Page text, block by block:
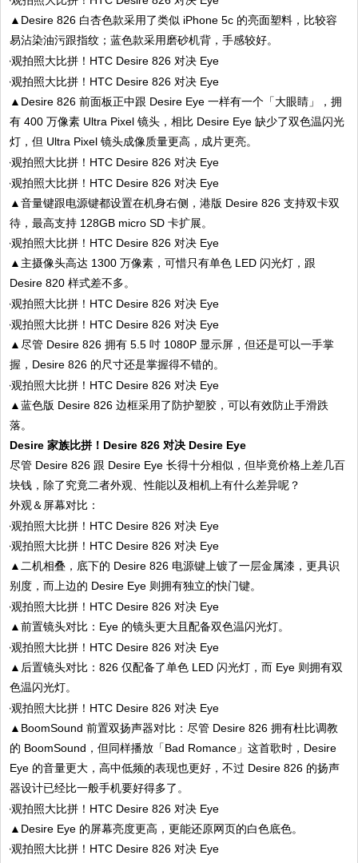
▲Desire 826 白杏色款采用了类似 iPhone 5c 的亮面塑料，比较容
易沾染油污跟指纹；蓝色款采用磨砂机背，手感较好。
▲Desire 826 前面板正中跟 Desire Eye 一样有一个「大眼睛」，拥
有 400 万像素 Ultra Pixel 镜头，相比 Desire Eye 缺少了双色温闪光
灯，但 Ultra Pixel 镜头成像质量更高，成片更亮。
▲音量键跟电源键都设置在机身右侧，港版 Desire 826 支持双卡双
待，最高支持 128GB micro SD 卡扩展。
▲主摄像头高达 1300 万像素，可惜只有单色 LED 闪光灯，跟
Desire 820 样式差不多。
▲尽管 Desire 826 拥有 5.5 吋 1080P 显示屏，但还是可以一手掌
握，Desire 826 的尺寸还是掌握得不错的。
▲蓝色版 Desire 826 边框采用了防护塑胶，可以有效防止手滑跌
落。
Desire 家族比拼！Desire 826 对决 Desire Eye
尽管 Desire 826 跟 Desire Eye 长得十分相似，但毕竟价格上差几百
块钱，除了究竟二者外观、性能以及相机上有什么差异呢？
外观＆屏幕对比：
▲二机相叠，底下的 Desire 826 电源键上镀了一层金属漆，更具识
别度，而上边的 Desire Eye 则拥有独立的快门键。
▲前置镜头对比：Eye 的镜头更大且配备双色温闪光灯。
▲后置镜头对比：826 仅配备了单色 LED 闪光灯，而 Eye 则拥有双
色温闪光灯。
▲BoomSound 前置双扬声器对比：尽管 Desire 826 拥有杜比调教
的 BoomSound，但同样播放「Bad Romance」这首歌时，Desire
Eye 的音量更大，高中低频的表现也更好，不过 Desire 826 的扬声
器设计已经比一般手机要好得多了。
▲Desire Eye 的屏幕亮度更高，更能还原网页的白色底色。